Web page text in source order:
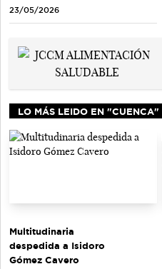
23/05/2026
LO MÁS LEIDO EN "CUENCA"
Multitudinaria
despedida a Isidoro
Gómez Cavero